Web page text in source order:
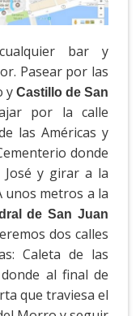
bar y
Pasear por las
y Castillo de San
por la calle
las Américas y
donde
José y girar a la
unos metros a la
de San Juan
dos calles
Caleta de las
al final de
que traviesa el